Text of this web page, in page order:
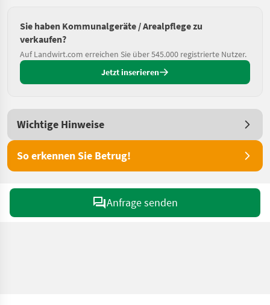
Sie haben Kommunalgeräte / Arealpflege zu
verkaufen?
Auf Landwirt.com erreichen Sie über 545.000 registrierte Nutzer.
Jetzt inserieren
Wichtige Hinweise
So erkennen Sie Betrug!
Anfrage senden